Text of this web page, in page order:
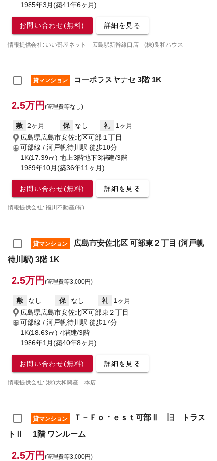
1985年3月(築41年6ヶ月)
お問い合わせ(無料) 詳細を見る
情報提供会社: いい部屋ネット 広島駅新幹線口店 (株)良和ハウス
貸マンション コーポラスヤナセ 3階 1K
2.5万円 (管理費等なし)
敷 2ヶ月 保 なし 礼
1ヶ月
広島県広島市安佐北区可部１丁目
可部線 / 河戸帆待川駅 徒歩10分
1K(17.39㎡) 地上3階地下3階建/3階
1989年10月(築36年11ヶ月)
お問い合わせ(無料) 詳細を見る
情報提供会社: 福川不動産(有)
貸マンション
広島市安佐北区 可部東２丁目 (河戸帆
待川駅) 3階 1K
2.5万円 (管理費等3,000円)
敷 なし 保 なし 礼
1ヶ月
広島県広島市安佐北区可部東２丁目
可部線 / 河戸帆待川駅 徒歩17分
1K(18.63㎡) 4階建/3階
1986年1月(築40年8ヶ月)
お問い合わせ(無料) 詳細を見る
情報提供会社: (株)大和興産 本店
貸マンション
Ｔ－Ｆｏｒｅｓｔ可部Ⅱ 旧 トラス
トⅡ 1階 ワンルーム
2.5万円 (管理費等3,000円)